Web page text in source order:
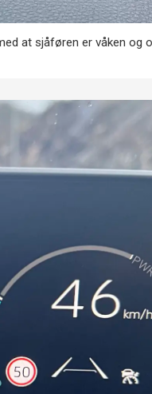
at sjåføren er våken og